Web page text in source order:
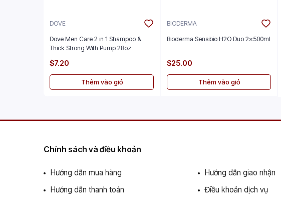
DOVE
Dove Men Care 2 in 1 Shampoo &
Thick Strong With Pump 28oz
$7.20
Thêm vào giỏ
BIODERMA
Bioderma Sensibio H2O Duo 2x500ml
$25.00
Thêm vào giỏ
Chính sách và điều khoản
Hướng dẫn mua hàng
Hướng dẫn thanh toán
Hướng dẫn giao nhận
Điều khoản dịch vụ